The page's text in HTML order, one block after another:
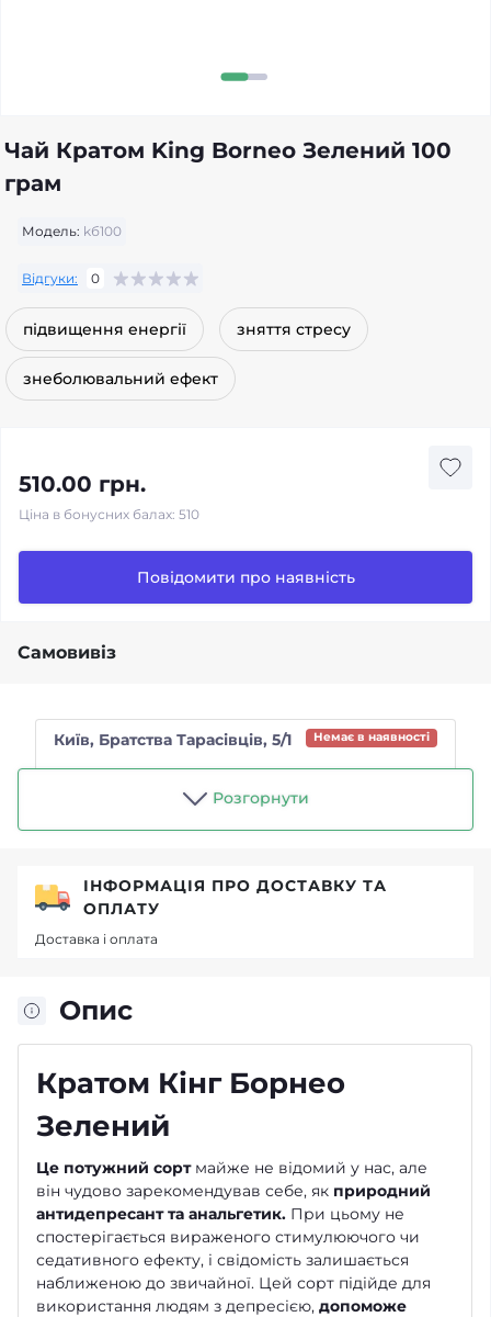
Чай Кратом King Borneo Зелений 100
грам
Модель: kб100
Відгуки: 0
підвищення енергії зняття стресу
знеболювальний ефект
510.00 грн.
Ціна в бонусних балах: 510
Повідомити про наявність
Самовивіз
Київ, Братства Тарасівців, 5/1 Немає в наявності
Розгорнути
Опис
Кратом Кінг Борнео
Зелений
Це потужний сорт майже не відомий у нас, але
він чудово зарекомендував себе, як природний
антидепресант та анальгетик. При цьому не
спостерігається вираженого стимулюючого чи
седативного ефекту, і свідомість залишається
наближеною до звичайної. Цей сорт підійде для
використання людям з депресією, допоможе
ІНФОРМАЦІЯ ПРО ДОСТАВКУ ТА
ОПЛАТУ
Доставка і оплата